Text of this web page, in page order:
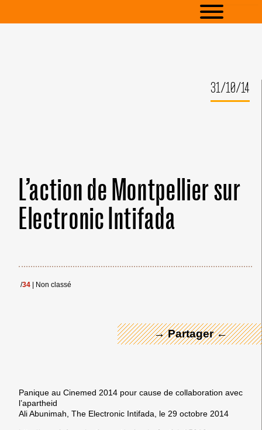
31/10/14
L’action de Montpellier sur
Electronic Intifada
/34 Non classé
→ Partager ←
Panique au Cinemed 2014 pour cause de collaboration avec
l’apartheid
Ali Abunimah, The Electronic Intifada, le 29 octobre 2014